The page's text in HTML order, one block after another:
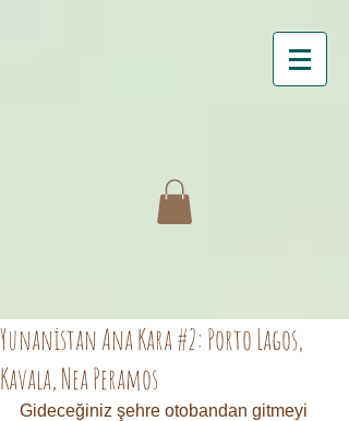
Yunanistan Ana Kara #2: Porto Lagos,
Kavala, Nea Peramos
Gideceğiniz şehre otobandan gitmeyi